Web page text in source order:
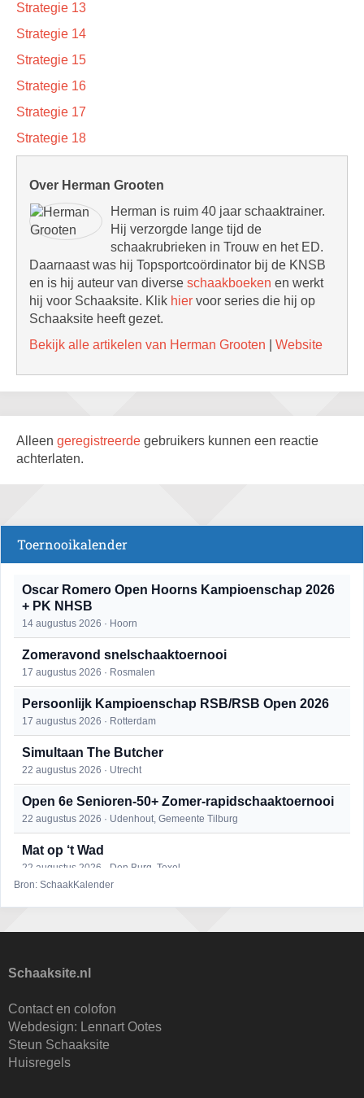
Strategie 13
Strategie 14
Strategie 15
Strategie 16
Strategie 17
Strategie 18
Over Herman Grooten
Herman is ruim 40 jaar schaaktrainer.
Hij verzorgde lange tijd de
schaakrubrieken in Trouw en het ED.
Daarnaast was hij Topsportcoördinator bij de KNSB
en is hij auteur van diverse schaakboeken en werkt
hij voor Schaaksite. Klik hier voor series die hij op
Schaaksite heeft gezet.
Bekijk alle artikelen van Herman Grooten
Website
Alleen geregistreerde gebruikers kunnen een reactie
achterlaten.
Toernooikalender
Oscar Romero Open Hoorns Kampioenschap 2026
+ PK NHSB
14 augustus 2026 · Hoorn
Zomeravond snelschaaktoernooi
17 augustus 2026 · Rosmalen
Persoonlijk Kampioenschap RSB/RSB Open 2026
17 augustus 2026 · Rotterdam
Simultaan The Butcher
22 augustus 2026 · Utrecht
Open 6e Senioren-50+ Zomer-rapidschaaktoernooi
22 augustus 2026 · Udenhout, Gemeente Tilburg
Mat op ‘t Wad
22 augustus 2026 · Den Burg, Texel
25 augustus 2026 · Bunschoten-Spakenburg
27 augustus 2026 · Delft
Nazomervierkampentoernooi 2026
28 augustus 2026 · Assen
Bron: SchaakKalender
Schaaksite.nl
Contact en colofon
Webdesign: Lennart Ootes
Steun Schaaksite
Huisregels